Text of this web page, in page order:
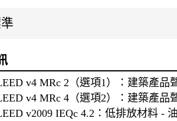
v4 MRc 2（選項1）：建築產
v4 MRc 4（選項2）：建築產品
v2009 IEQc 4.2：低排放材料 -